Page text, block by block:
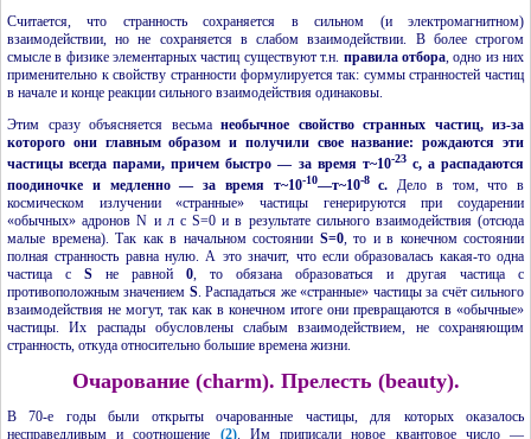
Считается, что странность сохраняется в сильном (и электромагнитном)
взаимодействии, но не сохраняется в слабом взаимодействии. В более строгом
смысле в физике элементарных частиц существуют т.н. правила отбора, одно из них
применительно к свойству странности формулируется так: суммы странностей частиц
в начале и конце реакции сильного взаимодействия одинаковы.
Этим сразу объясняется весьма необычное свойство странных частиц, из-за
которого они главным образом и получили свое название: рождаются эти
частицы всегда парами, причем быстро — за время т~10-23с, а распадаются
поодиночке и медленно — за время т~10-10—т~10-8с. Дело в том, что в
космическом излучении «странные» частицы генерируются при соударении
«обычных» адронов N и л с S=0 и в результате сильного взаимодействия (отсюда
малые времена). Так как в начальном состоянии S=0, то и в конечном состоянии
полная странность равна нулю. А это значит, что если образовалась какая-то одна
частица с S не равной 0, то обязана образоваться и другая частица с
противоположным значением S. Распадаться же «странные» частицы за счёт сильного
взаимодействия не могут, так как в конечном итоге они превращаются в «обычные»
частицы. Их распады обусловлены слабым взаимодействием, не сохраняющим
странность, откуда относительно большие времена жизни.
Очарование (charm). Прелесть (beauty).
В70-е годы были открыты очарованные частицы, для которых оказалось
несправедливым и соотношение (2). Им приписали новое квантовое число —